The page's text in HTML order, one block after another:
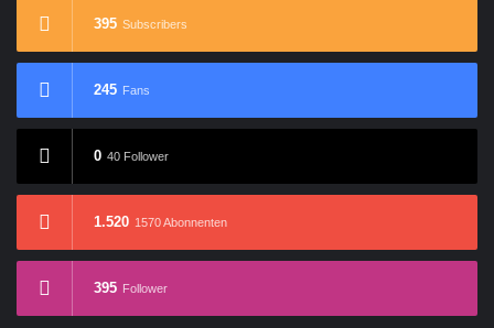
395 Subscribers
245 Fans
0 40 Follower
1.520 1570 Abonnenten
395 Follower